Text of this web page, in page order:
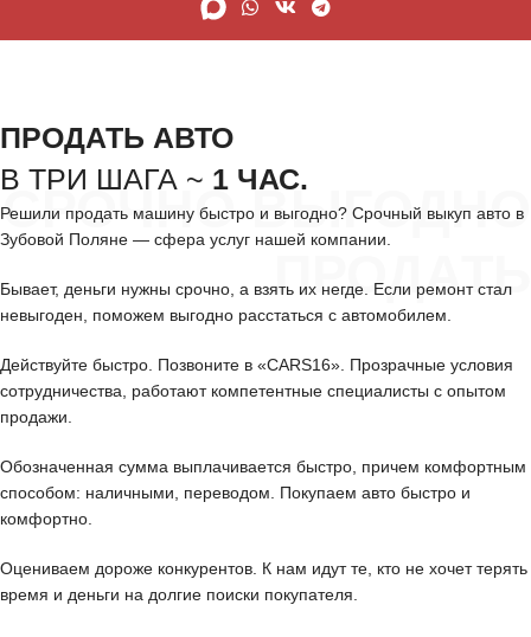
СРОЧНО ВЫГОДНО
ПРОДАТЬ
ПРОДАТЬ АВТО
В ТРИ ШАГА ~ 1 ЧАС.
Решили продать машину быстро и выгодно? Срочный выкуп авто в
Зубовой Поляне — сфера услуг нашей компании.
Бывает, деньги нужны срочно, а взять их негде. Если ремонт стал
невыгоден, поможем выгодно расстаться с автомобилем.
Действуйте быстро. Позвоните в «CARS16». Прозрачные условия
сотрудничества, работают компетентные специалисты с опытом
продажи.
Обозначенная сумма выплачивается быстро, причем комфортным
способом: наличными, переводом. Покупаем авто быстро и
комфортно.
Оцениваем дороже конкурентов. К нам идут те, кто не хочет терять
время и деньги на долгие поиски покупателя.